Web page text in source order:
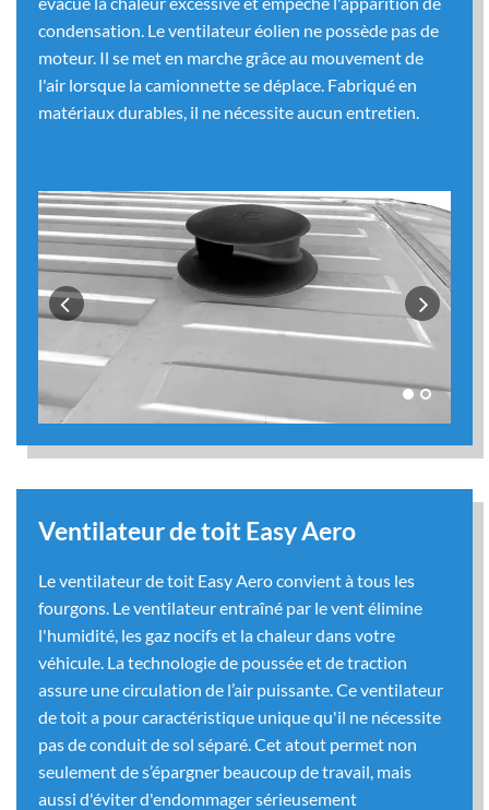
condensation. Le ventilateur éolien ne possède pas de
moteur. Il se met en marche grâce au mouvement de
l'air lorsque la camionnette se déplace. Fabriqué en
matériaux durables, il ne nécessite aucun entretien.
Ventilateur de toit Easy Aero
Le ventilateur de toit Easy Aero convient à tous les
fourgons. Le ventilateur entraîné par le vent élimine
l'humidité, les gaz nocifs et la chaleur dans votre
véhicule. La technologie de poussée et de traction
assure une circulation de l’air puissante. Ce ventilateur
de toit a pour caractéristique unique qu'il ne nécessite
pas de conduit de sol séparé. Cet atout permet non
seulement de s’épargner beaucoup de travail, mais
aussi d'éviter d'endommager sérieusement